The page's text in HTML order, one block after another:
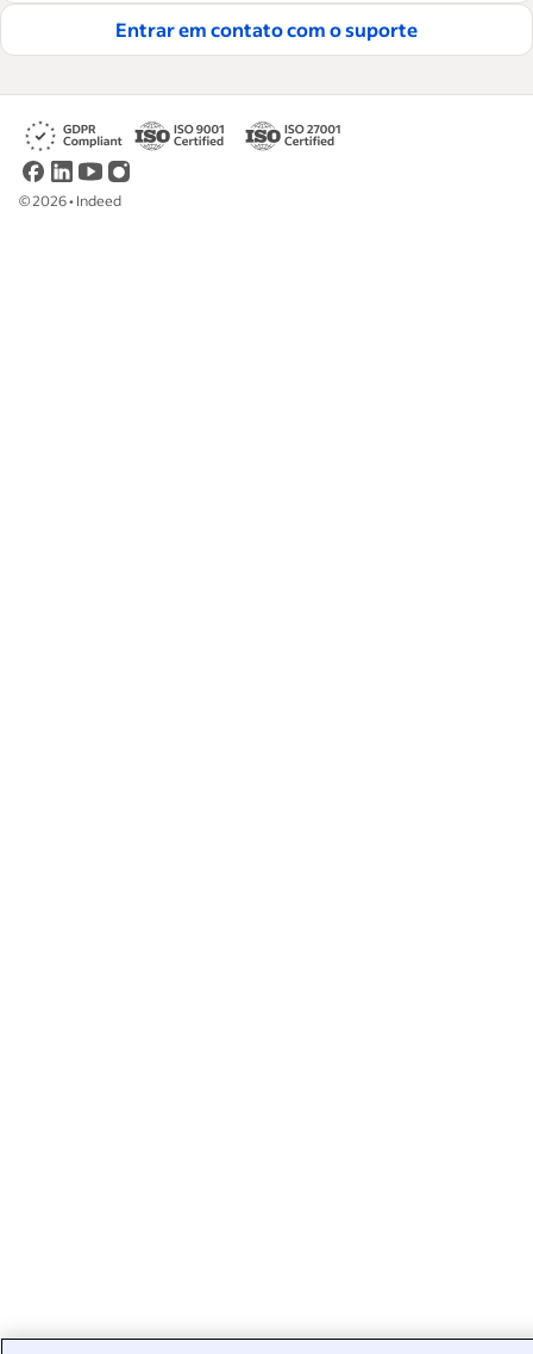
contratar e reter ótimos funcionários.
Leia nossas diretrizes editoriais
Entrar em contato com o suporte
©2026• Indeed